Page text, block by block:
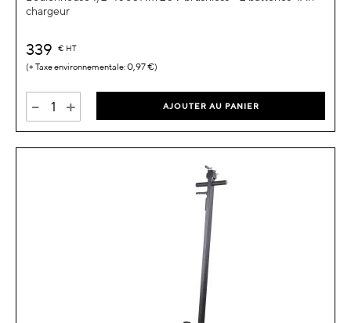
chargeur
339 € HT
0,97 €
- + AJOUTER AU PANIER